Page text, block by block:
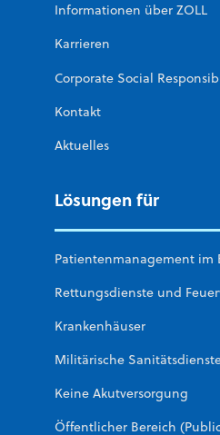
Informationen über ZOLL
Karrieren
Corporate Social
Kontakt
Aktuelles
Lösungen für
Patientenmanagement im
Rettungsdienste und
Krankenhäuser
Militärische
Keine Akutversorgung
Öffentlicher Bereich